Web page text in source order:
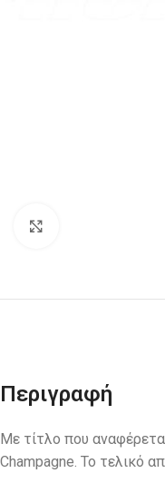
Περιγραφή
Με τίτλο που
Champagne. Το τελικό